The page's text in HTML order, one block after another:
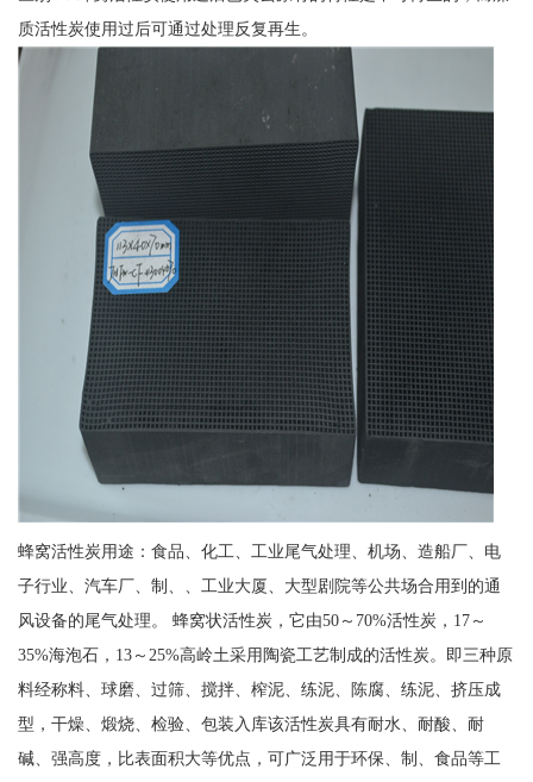
质活性炭使用过后可通过处理反复再生。
蜂窝活性炭用途：食品、化工、工业尾气处理、机场、造船厂、电
子行业、汽车厂、制、、工业大厦、大型剧院等公共场合用到的通
风设备的尾气处理。 蜂窝状活性炭，它由50～70%活性炭，17～
35%海泡石，13～25%高岭土采用陶瓷工艺制成的活性炭。即三种原
料经称料、球磨、过筛、搅拌、榨泥、练泥、陈腐、练泥、挤压成
型，干燥、煅烧、检验、包装入库该活性炭具有耐水、耐酸、耐
碱、强高度，比表面积大等优点，可广泛用于环保、制、食品等工